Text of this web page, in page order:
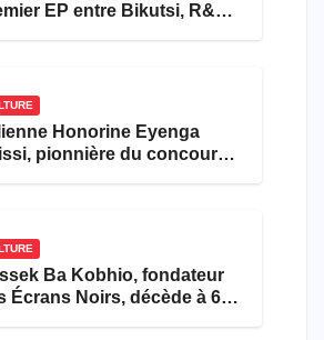
EP entre Bikutsi, R&B
Honorine Eyenga
pionnière du concours
Ba Kobhio, fondateur
Écrans Noirs, décède à 69